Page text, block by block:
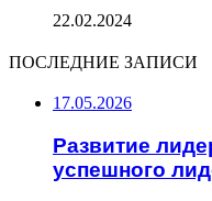
22.02.2024
ПОСЛЕДНИЕ ЗАПИСИ
17.05.2026
Развитие
успешного